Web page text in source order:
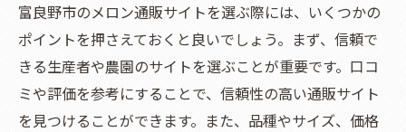
贅沢なメロン体験をプレゼントする方法
全国どこでも楽しめる富良野市の絶品メロン通
販の魅力
全国配送対応の富良野市メロン通販
富良野市のメロン通販サイトを選ぶ際には、いくつかの
ポイントを押さえておくと良いでしょう。まず、信頼で
きる生産者や農園のサイトを選ぶことが重要です。口コ
ミや評価を参考にすることで、信頼性の高い通販サイト
を見つけることができます。また、品種やサイズ、価格